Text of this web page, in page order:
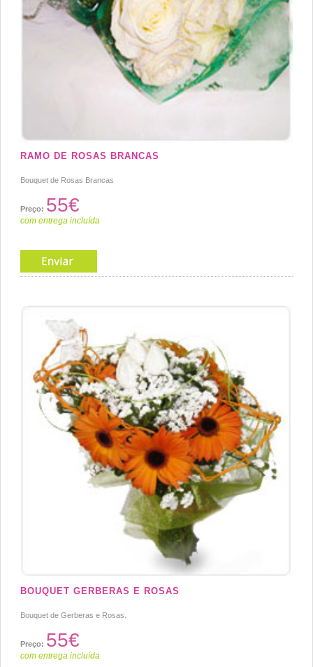
RAMO DE ROSAS BRANCAS
Bouquet de Rosas Brancas
Preço: 55€
com entrega incluída
BOUQUET GERBERAS E ROSAS
Bouquet de Gerberas e Rosas.
Preço: 55€
com entrega incluída